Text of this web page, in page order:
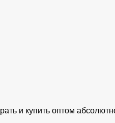
и купить оптом